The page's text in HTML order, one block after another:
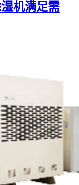
机满足需